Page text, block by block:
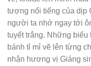
tượng nổi tiếng của dịp
người ta nhớ ngay tới
tuyết trắng. Những
bánh tỉ mỉ vẽ lên từng
nhận hương vị Giáng